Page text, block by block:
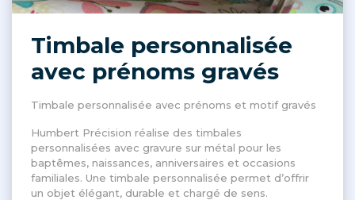
Timbale personnalisée
avec prénoms gravés
Timbale personnalisée avec prénoms et motif gravés
Humbert Précision réalise des timbales
personnalisées avec gravure sur métal pour les
baptêmes, naissances, anniversaires et occasions
familiales. Une timbale personnalisée permet d’offrir
un objet élégant, durable et chargé de sens.